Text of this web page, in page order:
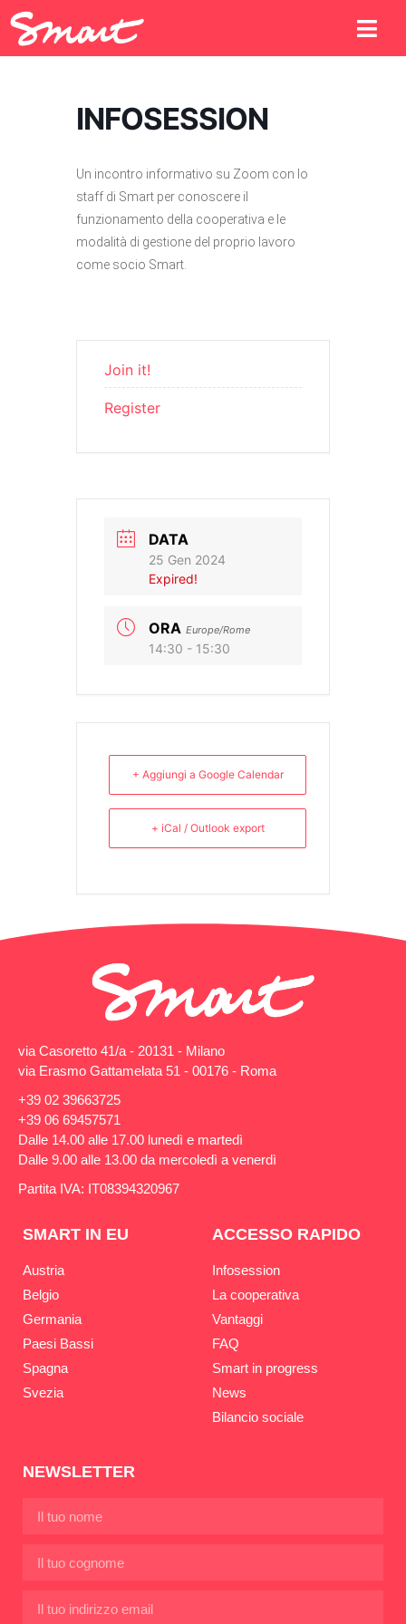
INFOSESSION
Un incontro informativo su Zoom con lo
staff di Smart per conoscere il
funzionamento della cooperativa e le
modalità di gestione del proprio lavoro
come socio Smart.
Join it!
Register
DATA
25 Gen 2024
Expired!
ORA Europe/Rome
14:30 - 15:30
+ Aggiungi a Google Calendar
+ iCal / Outlook export
via Casoretto 41/a - 20131 - Milano
via Erasmo Gattamelata 51 - 00176 - Roma
+39 02 39663725
+39 06 69457571
Dalle 14.00 alle 17.00 lunedì e martedì
Dalle 9.00 alle 13.00 da mercoledì a venerdì
Partita IVA: IT08394320967
SMART IN EU
Austria
Belgio
Germania
Paesi Bassi
Spagna
Svezia
ACCESSO RAPIDO
Infosession
La cooperativa
Vantaggi
FAQ
Smart in progress
News
Bilancio sociale
NEWSLETTER